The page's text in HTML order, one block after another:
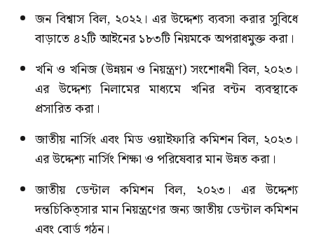
জন বিশ্বাস বিল, ২০২২। এর উদ্দেশ্য ব্যবসা করার সুবিধে
বাড়াতে ৪২টি আইনের ১৮৩টি নিয়মকে অপরাধমুক্ত করা।
খনি ও খনিজ (উন্নয়ন ও নিয়ন্ত্রণ) সংশোধনী বিল, ২০২৩।
এর উদ্দেশ্য নিলামের মাধ্যমে খনির বন্টন ব্যবস্থাকে
প্রসারিত করা।
জাতীয় নার্সিং এবং মিড ওয়াইফারি কমিশন বিল, ২০২৩।
এর উদ্দেশ্য নার্সিং শিক্ষা ও পরিষেবার মান উন্নত করা।
জাতীয় ডেন্টাল কমিশন বিল, ২০২৩। এর উদ্দেশ্য
দন্তচিকিত্সার মান নিয়ন্ত্রণের জন্য জাতীয় ডেন্টাল কমিশন
এবং বোর্ড গঠন।